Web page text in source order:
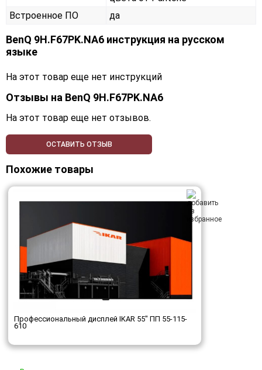
Встроенное ПО
да
BenQ 9H.F67PK.NA6 инструкция на русском
языке
На этот товар еще нет инструкций
Отзывы на BenQ 9H.F67PK.NA6
На этот товар еще нет отзывов.
ОСТАВИТЬ ОТЗЫВ
Похожие товары
Профессиональный дисплей IKAR 55" ПП 55-115-
610